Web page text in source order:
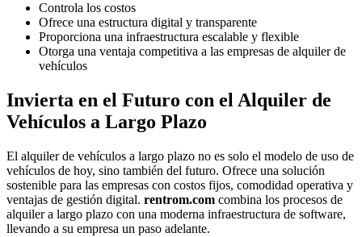
Controla los costos
Ofrece una estructura digital y transparente
Proporciona una infraestructura escalable y flexible
Otorga una ventaja competitiva a las empresas de alquiler de
vehículos
Invierta en el Futuro con el Alquiler de
Vehículos a Largo Plazo
El alquiler de vehículos a largo plazo no es solo el modelo de uso de
vehículos de hoy, sino también del futuro. Ofrece una solución
sostenible para las empresas con costos fijos, comodidad operativa y
ventajas de gestión digital. rentrom.com combina los procesos de
alquiler a largo plazo con una moderna infraestructura de software,
llevando a su empresa un paso adelante.